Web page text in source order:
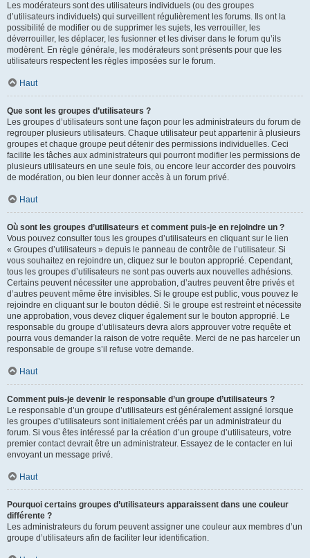
Les modérateurs sont des utilisateurs individuels (ou des groupes
d’utilisateurs individuels) qui surveillent régulièrement les forums. Ils ont la
possibilité de modifier ou de supprimer les sujets, les verrouiller, les
déverrouiller, les déplacer, les fusionner et les diviser dans le forum qu’ils
modèrent. En règle générale, les modérateurs sont présents pour que les
utilisateurs respectent les règles imposées sur le forum.
Haut
Que sont les groupes d’utilisateurs ?
Les groupes d’utilisateurs sont une façon pour les administrateurs du forum de
regrouper plusieurs utilisateurs. Chaque utilisateur peut appartenir à plusieurs
groupes et chaque groupe peut détenir des permissions individuelles. Ceci
facilite les tâches aux administrateurs qui pourront modifier les permissions de
plusieurs utilisateurs en une seule fois, ou encore leur accorder des pouvoirs
de modération, ou bien leur donner accès à un forum privé.
Haut
Où sont les groupes d’utilisateurs et comment puis-je en rejoindre un ?
Vous pouvez consulter tous les groupes d’utilisateurs en cliquant sur le lien
« Groupes d’utilisateurs » depuis le panneau de contrôle de l’utilisateur. Si
vous souhaitez en rejoindre un, cliquez sur le bouton approprié. Cependant,
tous les groupes d’utilisateurs ne sont pas ouverts aux nouvelles adhésions.
Certains peuvent nécessiter une approbation, d’autres peuvent être privés et
d’autres peuvent même être invisibles. Si le groupe est public, vous pouvez le
rejoindre en cliquant sur le bouton dédié. Si le groupe est restreint et nécessite
une approbation, vous devez cliquer également sur le bouton approprié. Le
responsable du groupe d’utilisateurs devra alors approuver votre requête et
pourra vous demander la raison de votre requête. Merci de ne pas harceler un
responsable de groupe s’il refuse votre demande.
Haut
Comment puis-je devenir le responsable d’un groupe d’utilisateurs ?
Le responsable d’un groupe d’utilisateurs est généralement assigné lorsque
les groupes d’utilisateurs sont initialement créés par un administrateur du
forum. Si vous êtes intéressé par la création d’un groupe d’utilisateurs, votre
premier contact devrait être un administrateur. Essayez de le contacter en lui
envoyant un message privé.
Haut
Pourquoi certains groupes d’utilisateurs apparaissent dans une couleur
différente ?
Les administrateurs du forum peuvent assigner une couleur aux membres d’un
groupe d’utilisateurs afin de faciliter leur identification.